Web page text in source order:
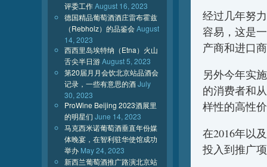
经过几年努
容易，这是
产商和进口
另外今年实
的消费者和
样性的高性
在2016年以
投入到推广
评委工作August 16, 2023
德国精品葡萄酒酒庄雷布霍兹
（Rebholz）的品鉴会August
14, 2023
西西里岛埃特纳（Etna）火山
舌尖半日游August 5, 2023
第20届月月会饮北京站品酒会
记录，一些有意思的酒July
30, 2023
ProWine Beijing 2023酒展里
的明星们 June 14, 2023
马克西米诺葡萄酒垂直年份媒
体晚宴，在智利驻华使馆成功
举办 May 24, 2023
新西兰葡萄酒推广路演北京站